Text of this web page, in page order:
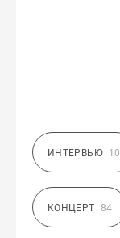
ИНТЕРВЬЮ 10
КОНЦЕРТ 84